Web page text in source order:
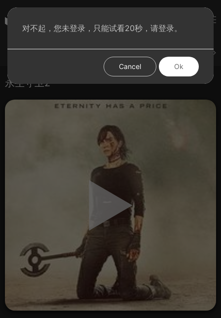
永生守卫2
对不起，您未登录，只能试看20秒，请登录。
Cancel Ok